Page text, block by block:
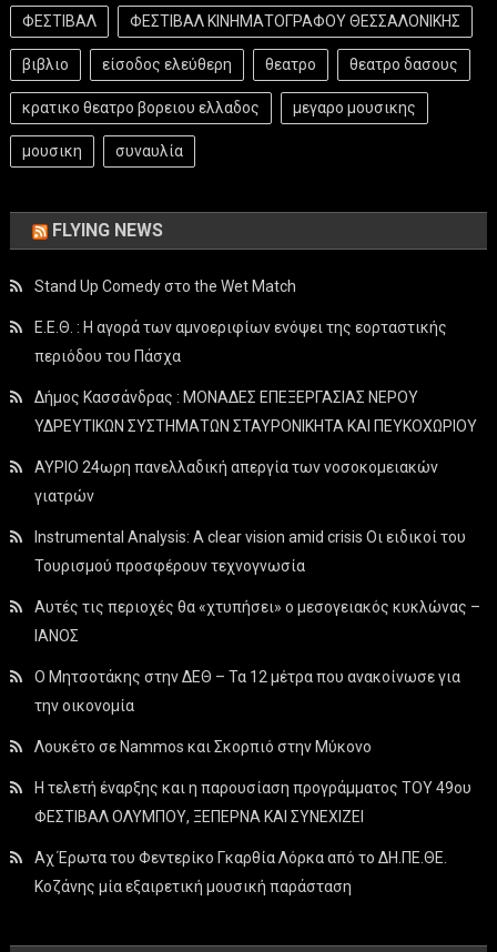
ΦΕΣΤΙΒΑΛ ΦΕΣΤΙΒΑΛ ΚΙΝΗΜΑΤΟΓΡΑΦΟΥ ΘΕΣΣΑΛΟΝΙΚΗΣ
βιβλιο είσοδος ελεύθερη θεατρο θεατρο δασους
κρατικο θεατρο βορειου ελλαδος μεγαρο μουσικης
μουσικη συναυλία
FLYING NEWS
Stand Up Comedy στο the Wet Match
Ε.Ε.Θ. : Η αγορά των αμνοεριφίων ενόψει της εορταστικής
περιόδου του Πάσχα
Δήμος Κασσάνδρας : ΜΟΝΑΔΕΣ ΕΠΕΞΕΡΓΑΣΙΑΣ ΝΕΡΟΥ
ΥΔΡΕΥΤΙΚΩΝ ΣΥΣΤΗΜΑΤΩΝ ΣΤΑΥΡΟΝΙΚΗΤΑ ΚΑΙ ΠΕΥΚΟΧΩΡΙΟΥ
ΑΥΡΙΟ 24ωρη πανελλαδική απεργία των νοσοκομειακών
γιατρών
Instrumental Analysis: A clear vision amid crisis Οι ειδικοί του
Τουρισμού προσφέρουν τεχνογνωσία
Αυτές τις περιοχές θα «χτυπήσει» ο μεσογειακός κυκλώνας –
ΙΑΝΟΣ
Ο Μητσοτάκης στην ΔΕΘ – Τα 12 μέτρα που ανακοίνωσε για
την οικονομία
Λουκέτο σε Nammos και Σκορπιό στην Μύκονο
Η τελετή έναρξης και η παρουσίαση προγράμματος ΤΟΥ 49ου
ΦΕΣΤΙΒΑΛ ΟΛΥΜΠΟΥ, ΞΕΠΕΡΝΑ ΚΑΙ ΣΥΝΕΧΙΖΕΙ
Αχ Έρωτα του Φεντερίκο Γκαρθία Λόρκα από το ΔΗ.ΠΕ.ΘΕ.
Κοζάνης μία εξαιρετική μουσική παράσταση